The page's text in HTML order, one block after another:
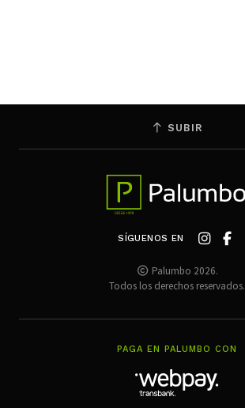
SUBIR
SÍGUENOS EN
Palumbo 2026.
Todos los derechos reservados.
PAGA EN PALUMBO CON